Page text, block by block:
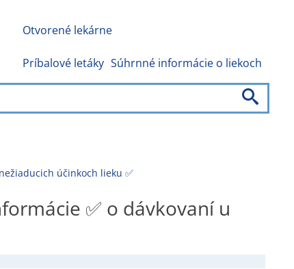
Otvorené lekárne
Príbalové letáky Súhrnné informácie o liekoch
účinkoch lieku ✅
✅ o dávkovaní u